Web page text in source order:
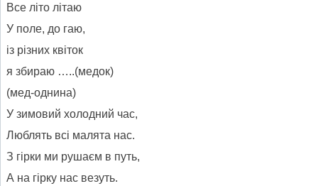
Все літо літаю
У поле, до гаю,
із різних квіток
я збираю …..(медок)
(мед-однина)
У зимовий холодний час,
Люблять всі малята нас.
З гірки ми рушаєм в путь,
А на гірку нас везуть.